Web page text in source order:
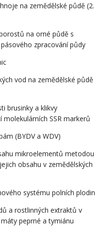
na zemědělské půdě (2.
na orné půdě s
zpracování půdy
vod na zemědělské půdě
brusinky a klikvy
SSR markerů
(BYDV a WDV)
mikroelementů metodou
obsahu v zemědělských
systému polních plodin
a rostlinných extraktů v
peprné a tymiánu